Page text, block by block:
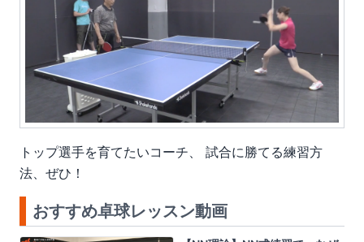
トップ選手を育てたいコーチ
試合に勝てる練習方
法 、ぜひ！
おすすめ卓球レッスン動画